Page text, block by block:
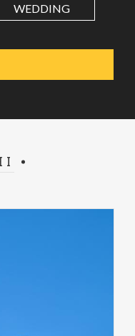
as decimal separator.
WEDDING